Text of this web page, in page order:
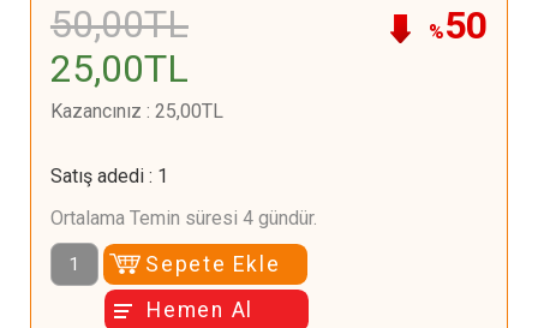
%50
50,00TL
25,00TL
Kazancınız : 25,00TL
Satış adedi: 1
Ortalama Temin süresi 4 gündür.
Sepete Ekle
Hemen Al